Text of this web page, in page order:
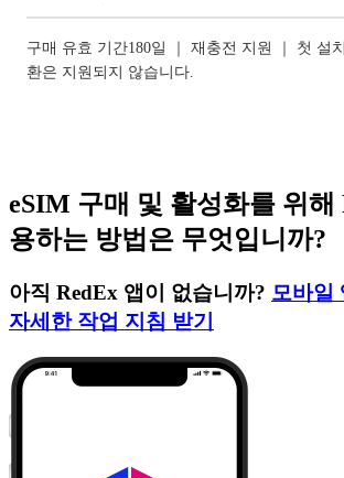
구매 유효 기간180일 ｜ 재충전 지원 ｜ 첫 설
환은 지원되지 않습니다.
eSIM 구매 및 활성화를 위해
용하는 방법은 무엇입니까?
아직 RedEx 앱이 없습니까? 모바일
자세한 작업 지침 받기